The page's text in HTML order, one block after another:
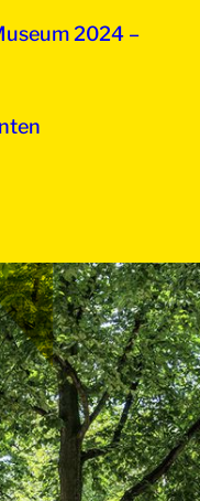
2024 –